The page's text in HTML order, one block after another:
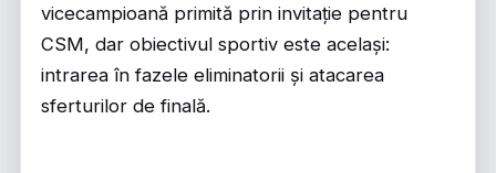
vicecampioană primită prin invitație pentru
CSM, dar obiectivul sportiv este același:
intrarea în fazele eliminatorii și atacarea
sferturilor de finală.